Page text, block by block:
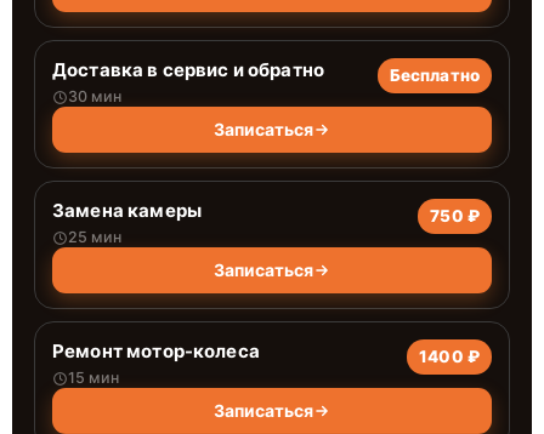
Доставка в сервис и обратно
30 мин
Бесплатно
Записаться
Замена камеры
25 мин
750 ₽
Записаться
Ремонт мотор-колеса
15 мин
1400 ₽
Записаться